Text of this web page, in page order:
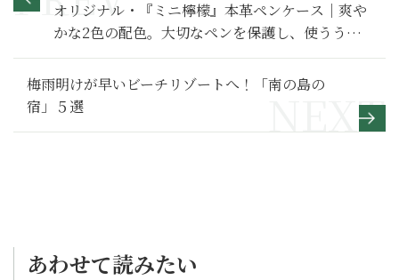
オリジナル・『ミニ檸檬』本革ペンケース｜爽や
かな2色の配色。大切なペンを保護し、使ううち
に手になじむ
梅雨明けが早いビーチリゾートへ！「南の島の
宿」５選
あわせて読みたい